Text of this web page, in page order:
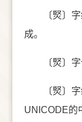
〔㷂〕
成。
〔㷂〕
〔㷂〕
UNICODE的